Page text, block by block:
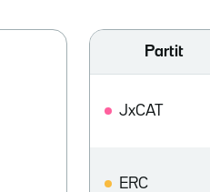
Partit
JxCAT
ERC